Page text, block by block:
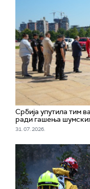
Србија упутила тим
ради гашења
31. 07. 2026.